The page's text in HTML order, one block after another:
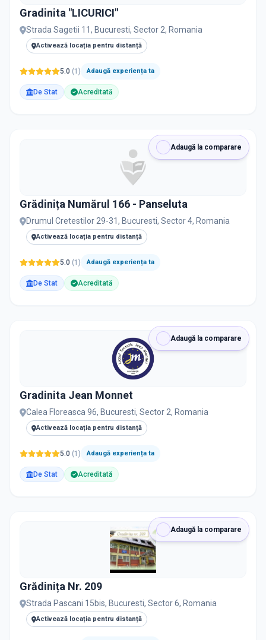
Toate Private De stat
Toate Filtrele
Resetează filtrele
Gradinita "LICURICI"
Strada Sagetii 11, Bucuresti, Sector 2, Romania
Activează locația pentru distanță
5.0 (1 ) Adaugă experiența ta
De Stat Acreditată
Adaugă la comparare
Grădinița Numărul 166 - Panseluta
Drumul Cretestilor 29-31, Bucuresti, Sector 4, Romania
Activează locația pentru distanță
5.0 (1 ) Adaugă experiența ta
De Stat Acreditată
Adaugă la comparare
Gradinita Jean Monnet
Calea Floreasca 96, Bucuresti, Sector 2, Romania
Activează locația pentru distanță
5.0 (1 ) Adaugă experiența ta
De Stat Acreditată
Adaugă la comparare
Grădinița Nr. 209
Strada Pascani 15bis, Bucuresti, Sector 6, Romania
Activează locația pentru distanță